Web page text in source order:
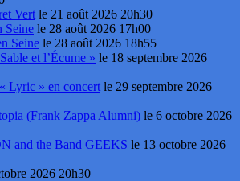
Vert le 21 août 2026 20h30
Seine le 28 août 2026 17h00
Seine le 28 août 2026 18h55
et l’Écume » le 18 septembre 2026
Lyric » en concert le 29 septembre 2026
(Frank Zappa Alumni) le 6 octobre 2026
and the Band GEEKS le 13 octobre 2026
2026 20h30